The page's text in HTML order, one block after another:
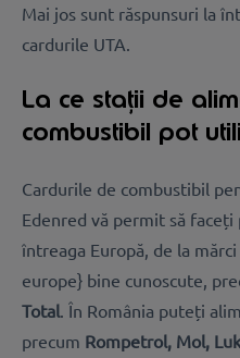
Mai jos sunt răspunsuri la
cardurile UTA.
La ce stații de
combustibil pot
Cardurile de combustibil
Edenred vă permit să
întreaga Europă, de la
europe} bine cunoscute,
Total . În România puteți
precum Rompetrol, Mol,